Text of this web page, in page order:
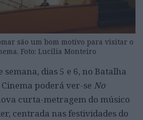
são um bom motivo para visitar o
Foto: Lucília Monteiro
semana, dias 5 e 6, no Batalha
poderá ver-se No
curta-metragem do músico
centrada nas festividades do